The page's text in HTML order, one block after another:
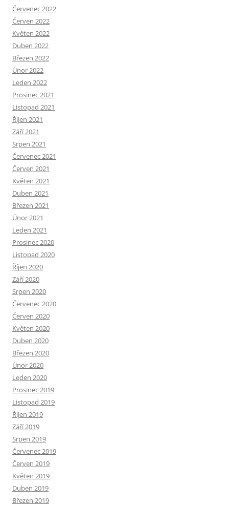
Červenec 2022
Červen 2022
Květen 2022
Duben 2022
Březen 2022
Únor 2022
Leden 2022
Prosinec 2021
Listopad 2021
Říjen 2021
Září 2021
Srpen 2021
Červenec 2021
Červen 2021
Květen 2021
Duben 2021
Březen 2021
Únor 2021
Leden 2021
Prosinec 2020
Listopad 2020
Říjen 2020
Září 2020
Srpen 2020
Červenec 2020
Červen 2020
Květen 2020
Duben 2020
Březen 2020
Únor 2020
Leden 2020
Prosinec 2019
Listopad 2019
Říjen 2019
Září 2019
Srpen 2019
Červenec 2019
Červen 2019
Květen 2019
Duben 2019
Březen 2019